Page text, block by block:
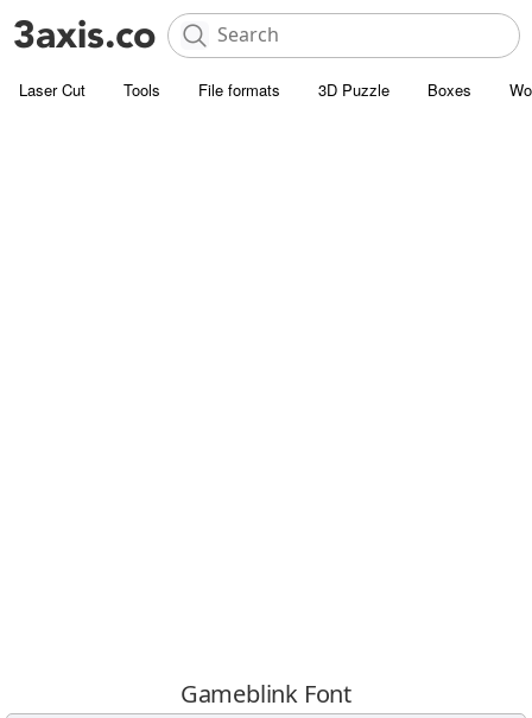
Laser Cut Tools File formats 3D Puzzle Boxes
Gameblink Font